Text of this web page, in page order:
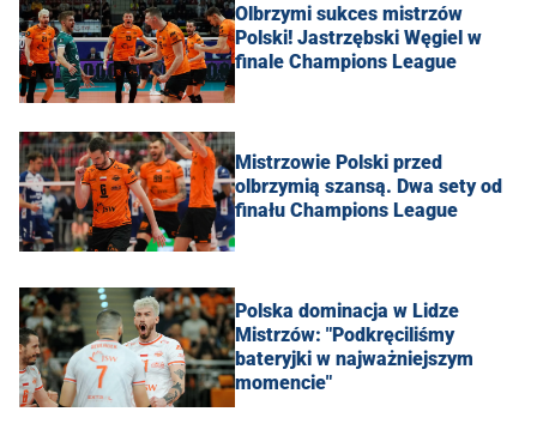
Olbrzymi sukces mistrzów
Polski! Jastrzębski Węgiel w
finale Champions League
Mistrzowie Polski przed
olbrzymią szansą. Dwa sety od
finału Champions League
Polska dominacja w Lidze
Mistrzów: "Podkręciliśmy
bateryjki w najważniejszym
momencie"